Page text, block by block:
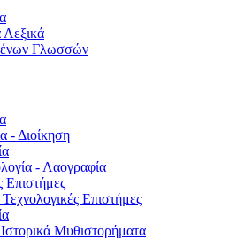
Λεξικά
Γλωσσών
- Διοίκηση
- Λαογραφία
Eπιστήμες
Επιστήμες
Ιστορικά Μυθιστορήματα